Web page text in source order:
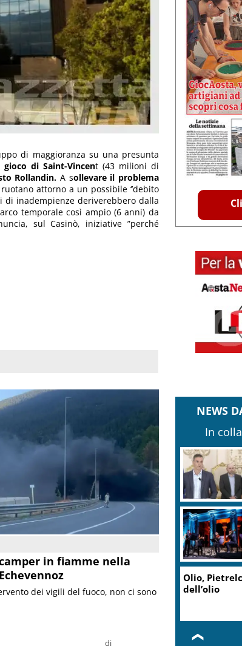
di maggioranza su una presunta
gioco di Saint-Vincent (43 milioni di
Rollandin. A sollevare il problema
attorno a un possibile ‘’debito
di inadempienze deriverebbero dalla
temporale così ampio (6 anni) da
sul Casinò, iniziative ”perché
in fiamme nella
di
dei vigili del fuoco, non ci sono
NEWS
In
Olio,
dell’olio
❮